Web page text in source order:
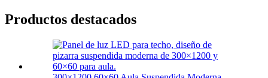
Productos destacados